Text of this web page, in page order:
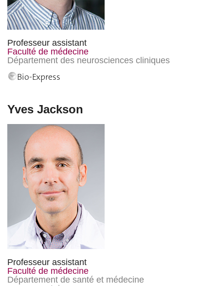
Professeur assistant
Faculté de médecine
Département des neurosciences cliniques
Bio-Express
Yves Jackson
Professeur assistant
Faculté de médecine
Département de santé et médecine